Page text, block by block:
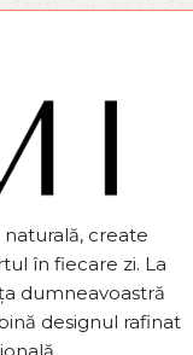
create
în fiecare zi. La
dumneavoastră
designul rafinat